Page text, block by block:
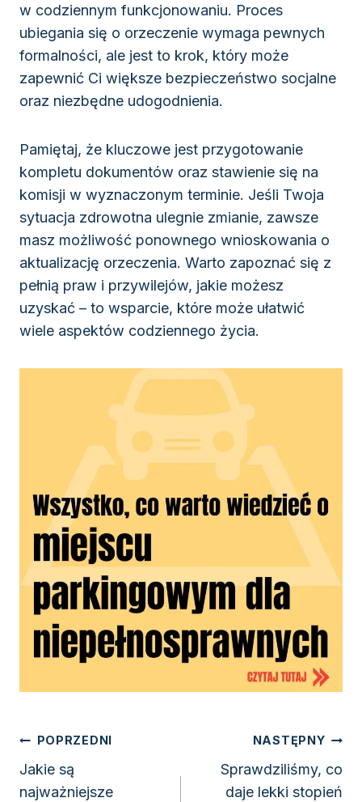
w codziennym funkcjonowaniu. Proces
ubiegania się o orzeczenie wymaga pewnych
formalności, ale jest to krok, który może
zapewnić Ci większe bezpieczeństwo socjalne
oraz niezbędne udogodnienia.
Pamiętaj, że kluczowe jest przygotowanie
kompletu dokumentów oraz stawienie się na
komisji w wyznaczonym terminie. Jeśli Twoja
sytuacja zdrowotna ulegnie zmianie, zawsze
masz możliwość ponownego wnioskowania o
aktualizację orzeczenia. Warto zapoznać się z
pełnią praw i przywilejów, jakie możesz
uzyskać – to wsparcie, które może ułatwić
wiele aspektów codziennego życia.
Nawigacja
wpisu
POPRZEDNI
Jakie są
najważniejsze
NASTĘPNY
Sprawdziliśmy, co
daje lekki stopień